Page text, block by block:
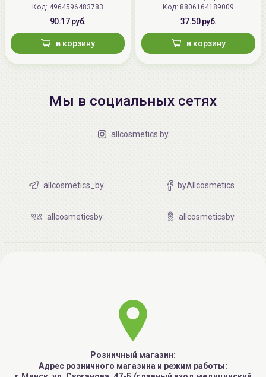
Код: 4964596483783
90.17 руб.
в корзину
Код: 8806164189009
37.50 руб.
в корзину
Мы в социальных сетях
allcosmetics.by
allcosmetics_by byAllcosmetics
allcosmeticsby allcosmeticsby
Розничный магазин:
Адрес розничного магазина и режим работы: